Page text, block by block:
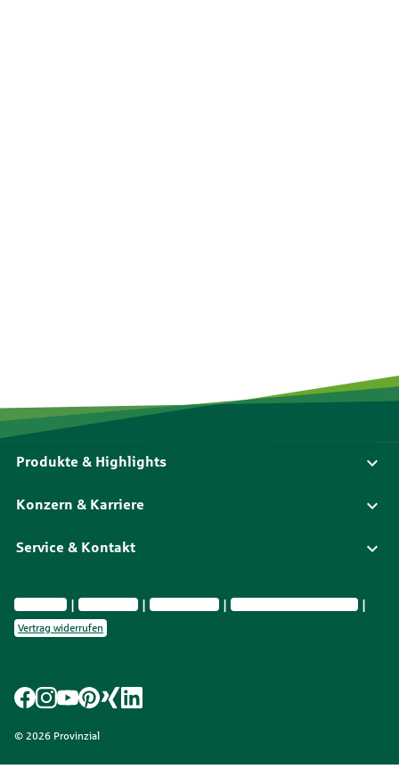
Produkte & Highlights
Konzern & Karriere
Service & Kontakt
Impressum Datenschutz Barrierefreiheit
Privatsphäre-Einstellungen
Vertrag widerrufen